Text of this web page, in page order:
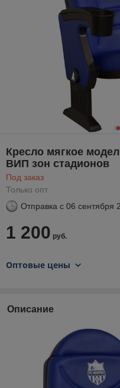
Кресло мягкое
ВИП зон стадионов
Под заказ
Только опт
Отправка с 06 сентября
1 200 руб.
Оптовые цены
Описание